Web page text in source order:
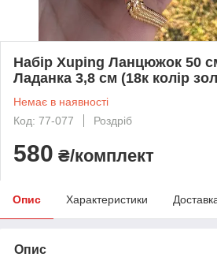
Набір Xuping Ланцюжок 50
Ладанка 3,8 см (18к колір
Немає в наявності
Код: 77-077
Роздріб
580 ₴/комплект
Опис Характеристики
Опис